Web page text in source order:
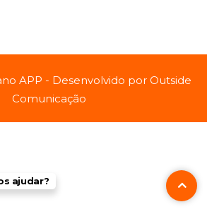
APP - Desenvolvido por Outside
Comunicação
ajudar?